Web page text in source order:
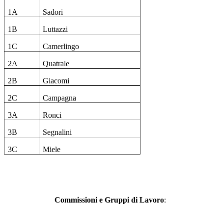
1A Sadori
1B Luttazzi
1C Camerlingo
2A Quatrale
2B Giacomi
2C Campagna
3A Ronci
3B Segnalini
3C Miele
Commissioni e Gruppi di Lavoro: